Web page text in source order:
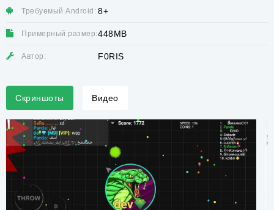
Требуемый Android: 8+
Примерный размер:448MB
Автор: F0RIS
Скриншоты Видео